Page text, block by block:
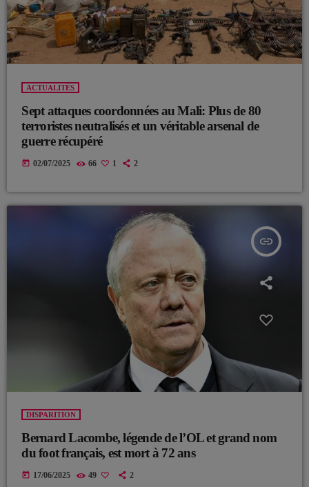
ACTUALITÉS
Sept attaques coordonnées au Mali: Plus de 80
terroristes neutralisés et un véritable arsenal de
guerre récupéré
today 02/07/2025 66 1 2
insert_link
DISPARITION
Bernard Lacombe, légende de l’OL et grand nom
du foot français, est mort à 72 ans
today 17/06/2025 49 2